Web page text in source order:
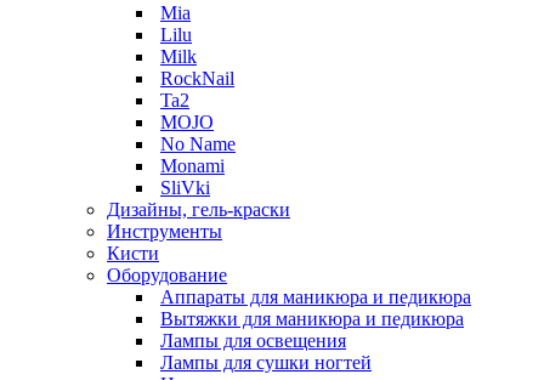
Mia
Lilu
Milk
RockNail
Ta2
MOJO
No Name
Monami
SliVki
Дизайны, гель-краски
Инструменты
Кисти
Оборудование
Аппараты для маникюра и педикюра
Вытяжки для маникюра и педикюра
Лампы для освещения
Лампы для сушки ногтей